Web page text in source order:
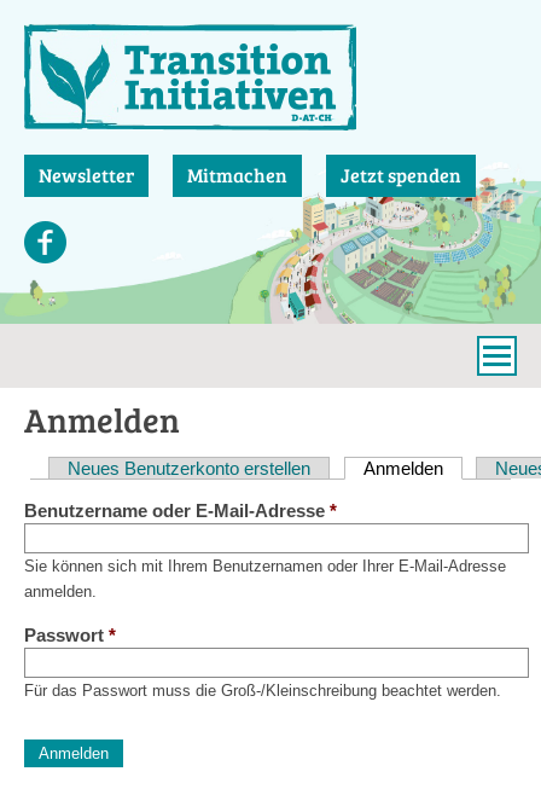
zum
Inhalt
Newsletter Mitmachen Jetzt spenden
Anmelden
Haupt-
Reiter
Neues Benutzerkonto erstellen Anmelden(aktiver
Benutzername oder E-Mail-Adresse *
Sie können sich mit Ihrem Benutzernamen oder Ihrer E-Mail-Adresse
anmelden.
Passwort *
Für das Passwort muss die Groß-/Kleinschreibung beachtet werden.
Diese Sicherheitsfrage überprüft, ob Sie ein menschlicher